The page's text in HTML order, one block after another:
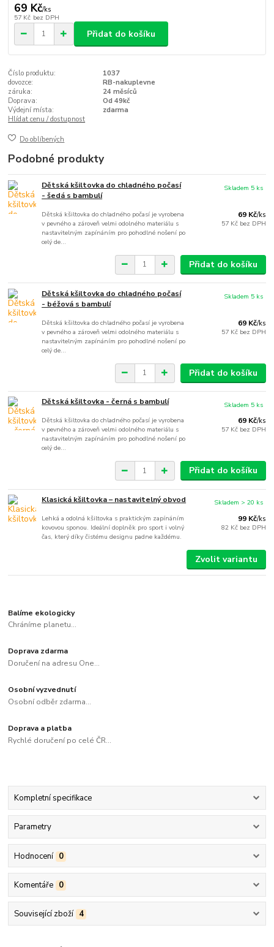
69 Kč/ks
57 Kč bez DPH
Přidat do košíku
Číslo produktu:
1037
dovozce:
RB-nakuplevne
záruka:
24 měsíců
Doprava:
Od 49kč
Výdejní místa:
zdarma
Hlídat cenu / dostupnost
Do oblíbených
Podobné produkty
Dětská kšiltovka do chladného počasí
- šedá s bambulí
Dětská kšiltovka do chladného počasí je vyrobena
v pevného a zároveň velmi odolného materiálu s
nastavitelným zapínáním pro pohodlné nošení po
celý de...
69 Kč/ks
57 Kč bez DPH
Skladem 5 ks
Přidat do košíku
Dětská kšiltovka do chladného počasí
- béžová s bambulí
Dětská kšiltovka do chladného počasí je vyrobena
v pevného a zároveň velmi odolného materiálu s
nastavitelným zapínáním pro pohodlné nošení po
celý de...
69 Kč/ks
57 Kč bez DPH
Skladem 5 ks
Přidat do košíku
Dětská kšiltovka - černá s bambulí
Dětská kšiltovka do chladného počasí je vyrobena
v pevného a zároveň velmi odolného materiálu s
nastavitelným zapínáním pro pohodlné nošení po
celý de...
69 Kč/ks
57 Kč bez DPH
Skladem 5 ks
Přidat do košíku
Klasická kšiltovka – nastavitelný obvod
Lehká a odolná kšiltovka s praktickým zapínáním
kovovou sponou. Ideální doplněk pro sport i volný
čas, který díky čistému designu padne každému.
99 Kč/ks
82 Kč bez DPH
Skladem > 20 ks
Zvolit variantu
Balíme ekologicky
Chráníme planetu...
Doprava zdarma
Doručení na adresu One...
Osobní vyzvednutí
Osobní odběr zdarma...
Doprava a platba
Rychlé doručení po celé ČR...
Kompletní specifikace
Parametry
Hodnocení 0
Komentáře 0
Související zboží 4